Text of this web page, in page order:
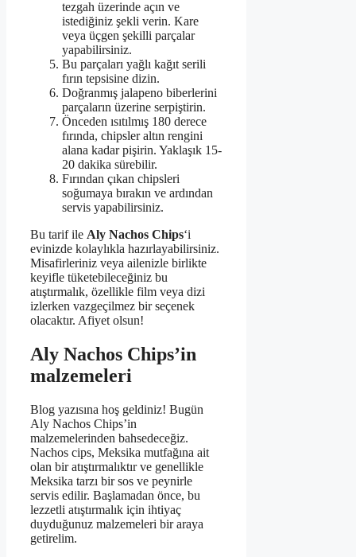
tezgah üzerinde açın ve
istediğiniz şekli verin. Kare
veya üçgen şekilli parçalar
yapabilirsiniz.
Bu parçaları yağlı kağıt serili
fırın tepsisine dizin.
Doğranmış jalapeno biberlerini
parçaların üzerine serpiştirin.
Önceden ısıtılmış 180 derece
fırında, chipsler altın rengini
alana kadar pişirin. Yaklaşık 15-
20 dakika sürebilir.
Fırından çıkan chipsleri
soğumaya bırakın ve ardından
servis yapabilirsiniz.
Bu tarif ile Aly Nachos Chips‘i
evinizde kolaylıkla hazırlayabilirsiniz.
Misafirleriniz veya ailenizle birlikte
keyifle tüketebileceğiniz bu
atıştırmalık, özellikle film veya dizi
izlerken vazgeçilmez bir seçenek
olacaktır. Afiyet olsun!
Aly Nachos Chips’in
malzemeleri
Blog yazısına hoş geldiniz! Bugün
Aly Nachos Chips’in
malzemelerinden bahsedeceğiz.
Nachos cips, Meksika mutfağına ait
olan bir atıştırmalıktır ve genellikle
Meksika tarzı bir sos ve peynirle
servis edilir. Başlamadan önce, bu
lezzetli atıştırmalık için ihtiyaç
duyduğunuz malzemeleri bir araya
getirelim.